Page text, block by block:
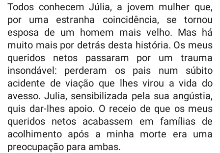
Todos conhecem Júlia, a jovem mulher que,
por uma estranha coincidência, se tornou
esposa de um homem mais velho. Mas há
muito mais por detrás desta história. Os meus
queridos netos passaram por um trauma
insondável: perderam os pais num súbito
acidente de viação que lhes virou a vida do
avesso. Julia, sensibilizada pela sua angústia,
quis dar-lhes apoio. O receio de que os meus
queridos netos acabassem em famílias de
acolhimento após a minha morte era uma
preocupação para ambas.